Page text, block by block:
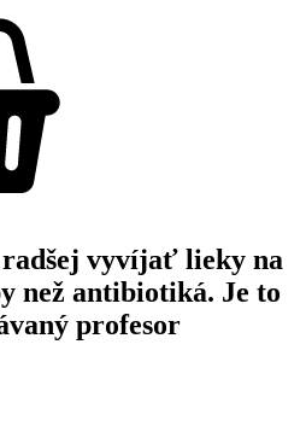
vyvíjať lieky na
než antibiotiká. Je to
profesor